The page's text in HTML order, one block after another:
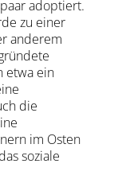
adoptiert.
zu einer
anderem
etwa ein
die
im Osten
soziale